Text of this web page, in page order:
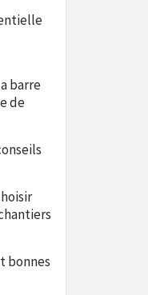
barre
de
bonnes